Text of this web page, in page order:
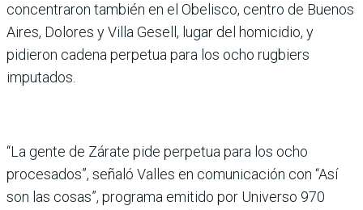
concentraron también en el Obelisco, centro de Buenos
Aires, Dolores y Villa Gesell, lugar del homicidio, y
pidieron cadena perpetua para los ocho rugbiers
imputados.
“La gente de Zárate pide perpetua para los ocho
procesados”, señaló Valles en comunicación con “Así
son las cosas”, programa emitido por Universo 970